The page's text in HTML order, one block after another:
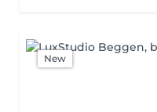
New